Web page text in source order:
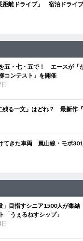
距離ドライブ」 宿泊ドライ
五・七・五で！ エースが「
コンテスト」を開催
残る一文」はどれ？ 最新作
てきた車両 嵐山線・モボ
」目指すシニア1500人が集
「うぇるねすシップ」